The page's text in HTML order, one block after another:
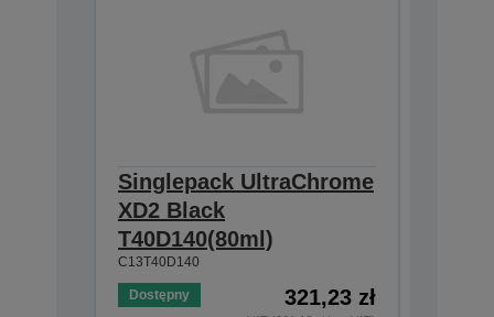
Singlepack UltraChrome
XD2 Black
T40D140(80ml)
C13T40D140
Dostępny 321,23 zł